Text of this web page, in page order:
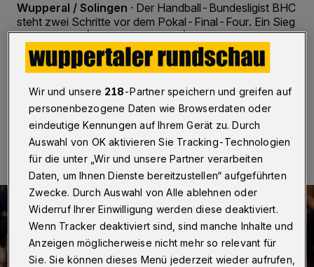
Wupperal / Solingen · Der Handball-Bundesligist BHC
steht zwei Schritte vor dem Pokal-Final-Four. Ein Sieg
am Mittwoch (28. Oktober 2015) im Achtelfinale bei
Zweitligist Nordhorn wäre aber auch ein wichtiges
Erfolgserlebnis für den Bundesliga-Abstiegskampf.
28.10.2015 , 20:33 Uhr Eine Minute Lesezeit
Wir und unsere 218-Partner speichern und greifen auf
personenbezogene Daten wie Browserdaten oder
eindeutige Kennungen auf Ihrem Gerät zu. Durch
Auswahl von OK aktivieren Sie Tracking-Technologien
für die unter „Wir und unsere Partner verarbeiten
Daten, um Ihnen Dienste bereitzustellen“ aufgeführten
Zwecke. Durch Auswahl von Alle ablehnen oder
Widerruf Ihrer Einwilligung werden diese deaktiviert.
Wenn Tracker deaktiviert sind, sind manche Inhalte und
Anzeigen möglicherweise nicht mehr so relevant für
Sie. Sie können dieses Menü jederzeit wieder aufrufen,